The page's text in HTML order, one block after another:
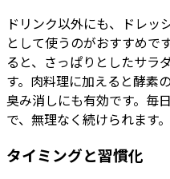
ドリンク以外にも、ドレッ
として使うのがおすすめで
ると、さっぱりとしたサラ
す。肉料理に加えると酵素
臭み消しにも有効です。毎
で、無理なく続けられます。
タイミングと習慣化